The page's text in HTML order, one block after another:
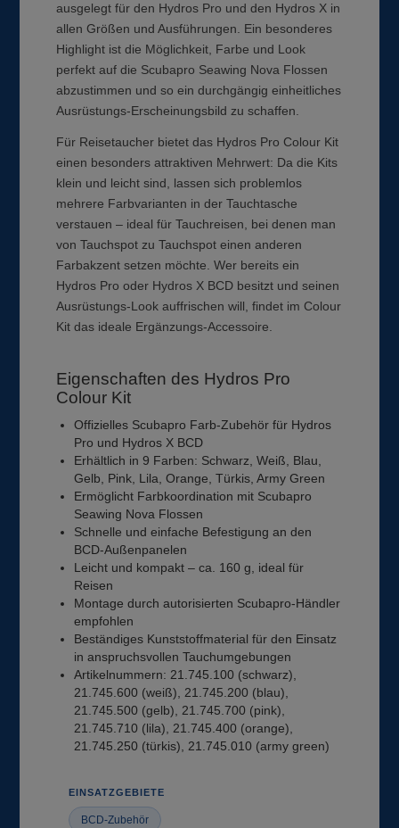
ausgelegt für den Hydros Pro und den Hydros X in
allen Größen und Ausführungen. Ein besonderes
Highlight ist die Möglichkeit, Farbe und Look
perfekt auf die Scubapro Seawing Nova Flossen
abzustimmen und so ein durchgängig einheitliches
Ausrüstungs-Erscheinungsbild zu schaffen.
Für Reisetaucher bietet das Hydros Pro Colour Kit
einen besonders attraktiven Mehrwert: Da die Kits
klein und leicht sind, lassen sich problemlos
mehrere Farbvarianten in der Tauchtasche
verstauen – ideal für Tauchreisen, bei denen man
von Tauchspot zu Tauchspot einen anderen
Farbakzent setzen möchte. Wer bereits ein
Hydros Pro oder Hydros X BCD besitzt und seinen
Ausrüstungs-Look auffrischen will, findet im Colour
Kit das ideale Ergänzungs-Accessoire.
Eigenschaften des Hydros Pro
Colour Kit
Offizielles Scubapro Farb-Zubehör für Hydros
Pro und Hydros X BCD
Erhältlich in 9 Farben: Schwarz, Weiß, Blau,
Gelb, Pink, Lila, Orange, Türkis, Army Green
Ermöglicht Farbkoordination mit Scubapro
Seawing Nova Flossen
Schnelle und einfache Befestigung an den
BCD-Außenpanelen
Leicht und kompakt – ca. 160 g, ideal für
Reisen
Montage durch autorisierten Scubapro-Händler
empfohlen
Beständiges Kunststoffmaterial für den Einsatz
in anspruchsvollen Tauchumgebungen
Artikelnummern: 21.745.100 (schwarz),
21.745.600 (weiß), 21.745.200 (blau),
21.745.500 (gelb), 21.745.700 (pink),
21.745.710 (lila), 21.745.400 (orange),
21.745.250 (türkis), 21.745.010 (army green)
EINSATZGEBIETE
BCD-Zubehör